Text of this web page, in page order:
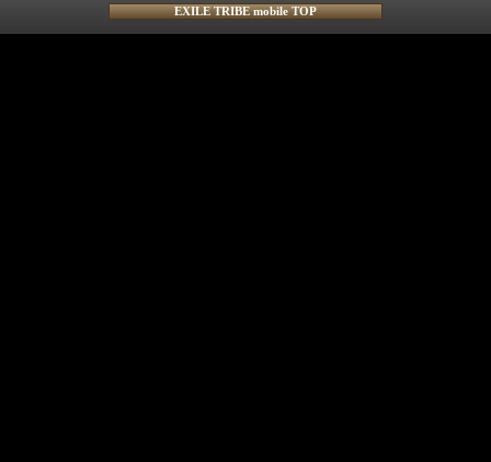
EXILE TRIBE mobile TOP